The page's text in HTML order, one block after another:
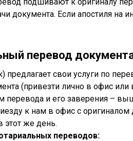
документа. Если апостиля на
перевод
свои услуги по
(привезти лично в офис
перевода и его заверения –
к нам в офис с оригиналом
этот же день.
переводов: